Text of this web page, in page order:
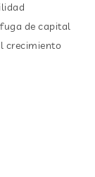
de capital
crecimiento